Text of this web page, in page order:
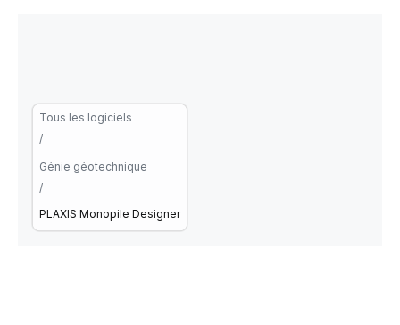
Tous les logiciels
/
Génie géotechnique
/
PLAXIS Monopile Designer